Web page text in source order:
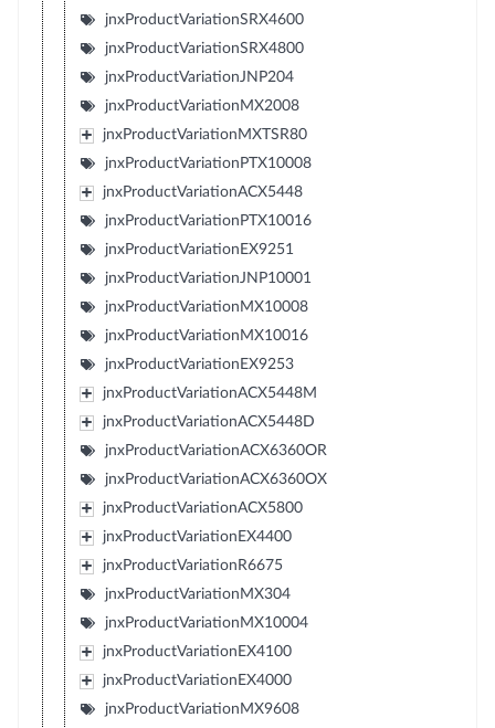
jnxProductVariationSRX4600
jnxProductVariationSRX4800
jnxProductVariationJNP204
jnxProductVariationMX2008
jnxProductVariationMXTSR80
jnxProductVariationPTX10008
jnxProductVariationACX5448
jnxProductVariationPTX10016
jnxProductVariationEX9251
jnxProductVariationJNP10001
jnxProductVariationMX10008
jnxProductVariationMX10016
jnxProductVariationEX9253
jnxProductVariationACX5448M
jnxProductVariationACX5448D
jnxProductVariationACX6360OR
jnxProductVariationACX6360OX
jnxProductVariationACX5800
jnxProductVariationEX4400
jnxProductVariationR6675
jnxProductVariationMX304
jnxProductVariationMX10004
jnxProductVariationEX4100
jnxProductVariationEX4000
jnxProductVariationMX9608